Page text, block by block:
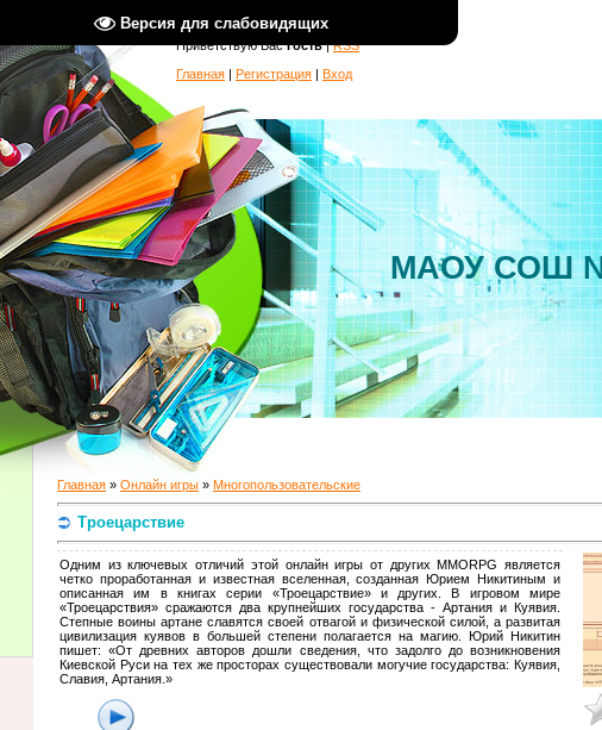
Версия для слабовидящих
Приветствую Вас Гость|RSS
Главная | Регистрация | Вход
МАОУ СОШ №
Главная » Онлайн игры » Многопользовательские
Троецарствие
Одним из ключевых отличий этой онлайн игры от других MMORPG является
четко проработанная и известная вселенная, созданная Юрием Никитиным и
описанная им в книгах серии «Троецарствие» и других. В игровом мире
«Троецарствия» сражаются два крупнейших государства - Артания и Куявия.
Степные воины артане славятся своей отвагой и физической силой, а развитая
цивилизация куявов в большей степени полагается на магию. Юрий Никитин
пишет: «От древних авторов дошли сведения, что задолго до возникновения
Киевской Руси на тех же просторах существовали могучие государства: Куявия,
Славия, Артания.»